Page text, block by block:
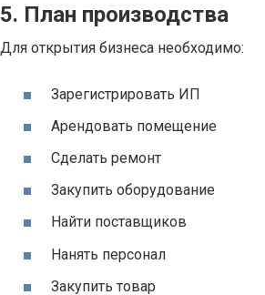
5. План производства
Для открытия бизнеса необходимо:
Зарегистрировать ИП
Арендовать помещение
Сделать ремонт
Закупить оборудование
Найти поставщиков
Нанять персонал
Закупить товар